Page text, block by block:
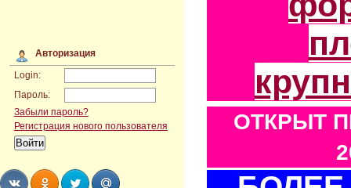
Авторизация
Login:
Пароль:
Забыли пароль?
Регистрация нового пользователя
ОТКРЫТ